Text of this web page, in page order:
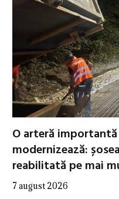
O arteră
modernizează:
reabilitată pe mai
7 august 2026